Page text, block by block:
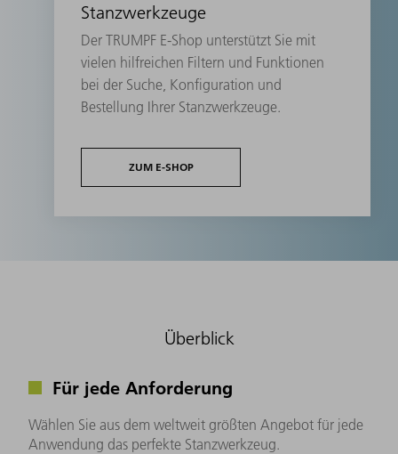
Stanzwerkzeuge
Der TRUMPF E-Shop unterstützt Sie mit
vielen hilfreichen Filtern und Funktionen
bei der Suche, Konfiguration und
Bestellung Ihrer Stanzwerkzeuge.
ZUM E-SHOP
Überblick
Für jede Anforderung
Wählen Sie aus dem weltweit größten Angebot für jede
Anwendung das perfekte Stanzwerkzeug.